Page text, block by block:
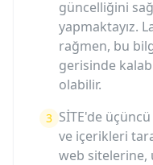
güncelliğini
yapmaktayız.
rağmen, bu
gerisinde
olabilir.
3 SİTE'de
ve içerikleri
web sitelerine,